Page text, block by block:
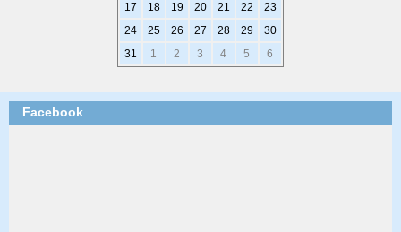
17
18 19 20 21 22
23
24
25 26 27 28 29
30
31
1 2 3 4 5 6
Facebook